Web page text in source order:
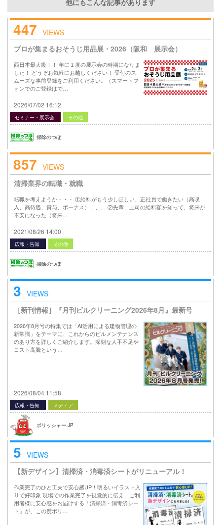
他にもこんな記事があります
447 VIEWS
プロが集まるおそうじ用品展・2026（阪和 展示会）
西日本最大級！！ 年に１度の展示会の時期になりま
した！ どうぞお気軽にお越しください！ 受付のス
ムーズな事前登録をご利用ください。（スマートフ
ォンでのご登録はで…
2026/07/02 16:12
セミナー・展示会 その他
掃除のつぼ
857 VIEWS
清掃業界の転職・就職
転職を考えようか・・・ ①給料がもう少しほしい、正社員で働きたい（高収
入、高待遇、賞与、ボーナス）、、、 ②先輩、上司の給料額を知って、将来が
不安になった（将来…
2021/08/26 14:00
広報・告知 その他
掃除のつぼ
3 VIEWS
［新刊情報］『月刊ビルクリーニング2026年8月』最新号
2026年8月号の特集では「AI活用による建物管理の
新常識」をテーマに、これからのビルメンテナンス
のあり方を詳しくご紹介します。深刻な人手不足や
コスト高騰という…
2026/08/04 11:58
広報・告知 メディア
ポリッシャー.JP
5 VIEWS
【新デザイン】清掃済・消毒済シートがリニューアル！
作業完了のひと工夫で安心感UP！明るいイラスト入
りで好印象 現場での作業完了を視覚的に伝え、ご利
用者様に安心感をお届けする「清掃済・消毒済シー
ト」が、この度ポリ…